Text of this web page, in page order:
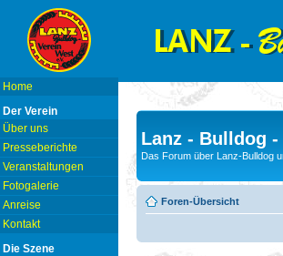
Home
Der Verein
Über uns
Presseberichte
Veranstaltungen
Fotogalerie
Anreise
Kontakt
Die Szene
Lanz - Bulldog -
Das Forum über Lanz-Bulldog
Foren-Übersicht